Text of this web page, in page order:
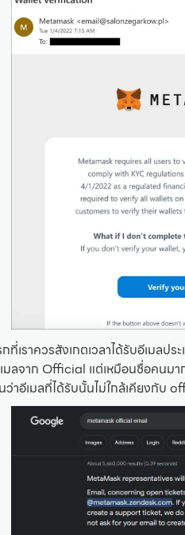
เราควรสังเกตเวลาได้รับอีเมลป
มลจาก Official แต่เหมือนชื่อคน
าอีเมลที่ได้รับนั้นไม่ใกล้เคียงกับ